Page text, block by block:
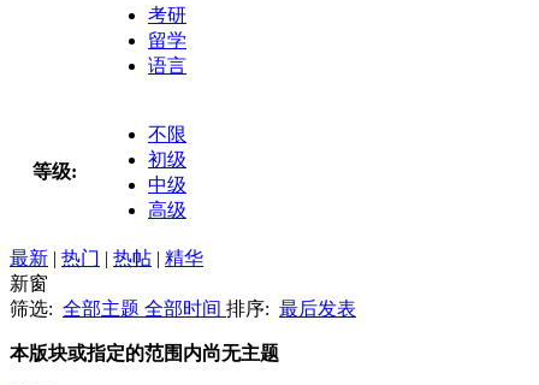
考研
留学
语言
等级:
不限
初级
中级
高级
最新 | 热门 | 热帖 | 精华
新窗
筛选: 全部主题 全部时间 排序: 最后发表
本版块或指定的范围内尚无主题